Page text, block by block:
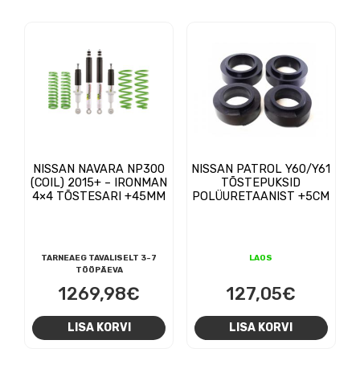
NISSAN NAVARA NP300
(COIL) 2015+ – IRONMAN
4×4 TÕSTESARI +45MM
TARNEAEG TAVALISELT 3-7
TÖÖPÄEVA
1269,98€
LISA KORVI
NISSAN PATROL Y60/Y61
TÕSTEPUKSID
POLÜURETAANIST +5CM
LAOS
127,05€
LISA KORVI